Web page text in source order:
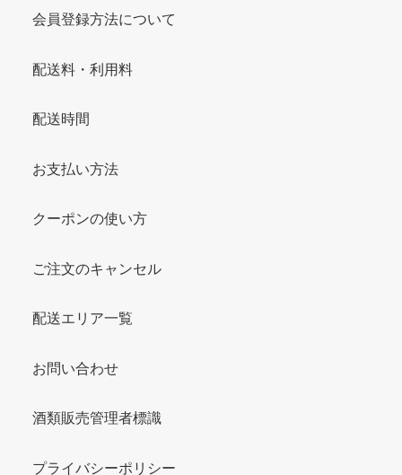
会員登録方法について
配送料・利用料
配送時間
お支払い方法
クーポンの使い方
ご注文のキャンセル
配送エリア一覧
お問い合わせ
酒類販売管理者標識
プライバシーポリシー